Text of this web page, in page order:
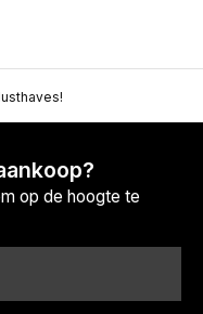
op de hoogte te